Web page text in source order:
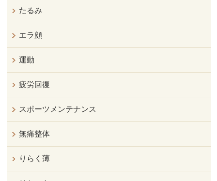
たるみ
エラ顔
運動
疲労回復
スポーツメンテナンス
無痛整体
りらく薄